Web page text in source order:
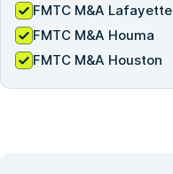
FMTC M&A Lafayette
FMTC M&A Houma
FMTC M&A Houston